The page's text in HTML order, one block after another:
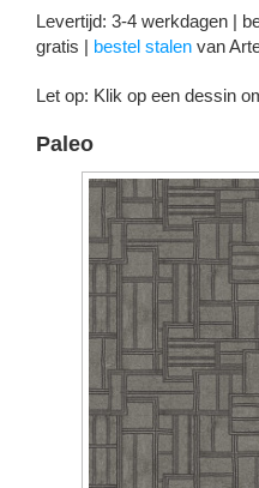
Levertijd: 3-4 werkdagen |
gratis | bestel stalen van
Let op: Klik op een dessin
Paleo